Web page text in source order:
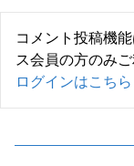
コメント投稿機
ス会員の方のみ
ログインはこちら